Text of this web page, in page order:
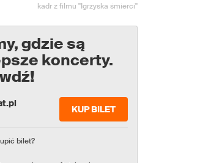
kadr z filmu "Igrzyska śmierci"
gdzie są
koncerty.
KUP BILET
bilet?